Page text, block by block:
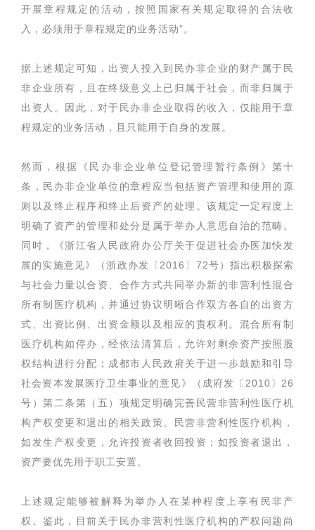
开展章程规定的活动，按照国家有关规定取得的合法收
入，必须用于章程规定的业务活动”。
据上述规定可知，出资人投入到民办非企业的财产属于民
非企业所有，且在终级意义上已归属于社会，而非归属于
出资人。因此，对于民办非企业取得的收入，仅能用于章
程规定的业务活动，且只能用于自身的发展。
然而，根据《民办非企业单位登记管理暂行条例》第十
条，民办非企业单位的章程应当包括资产管理和使用的原
则以及终止程序和终止后资产的处理。该规定一定程度上
明确了资产的管理和处分是属于举办人意思自治的范畴。
同时，《浙江省人民政府办公厅关于促进社会办医加快发
展的实施意见》（浙政办发〔2016〕72号）指出积极探索
与社会力量以合资、合作方式共同举办新的非营利性混合
所有制医疗机构，并通过协议明晰合作双方各自的出资方
式、出资比例、出资金额以及相应的责权利。混合所有制
医疗机构如停办，经依法清算后，允许对剩余资产按照股
权结构进行分配；成都市人民政府关于进一步鼓励和引导
社会资本发展医疗卫生事业的意见》（成府发〔2010〕26
号）第二条第（五）项规定明确完善民营非营利性医疗机
构产权变更和退出的相关政策。民营非营利性医疗机构，
如发生产权变更，允许投资者收回投资；如投资者退出，
资产要优先用于职工安置。
上述规定能够被解释为举办人在某种程度上享有民非产
权。鉴此，目前关于民办非营利性医疗机构的产权问题尚